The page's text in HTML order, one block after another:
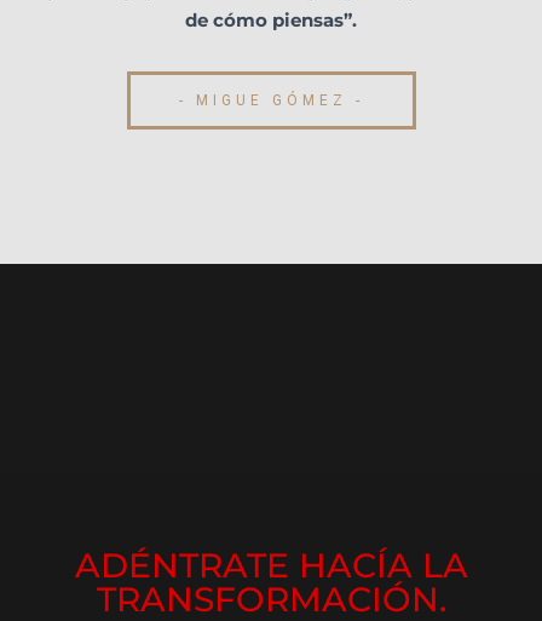
de cómo piensas”.
- MIGUE GÓMEZ -
ADÉNTRATE HACÍA LA
TRANSFORMACIÓN.